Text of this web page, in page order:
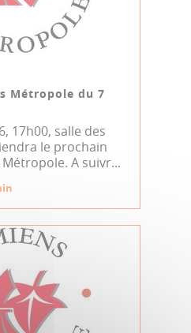
Métropole du 7
17h00, salle des
le prochain
Métropole. A suivr...